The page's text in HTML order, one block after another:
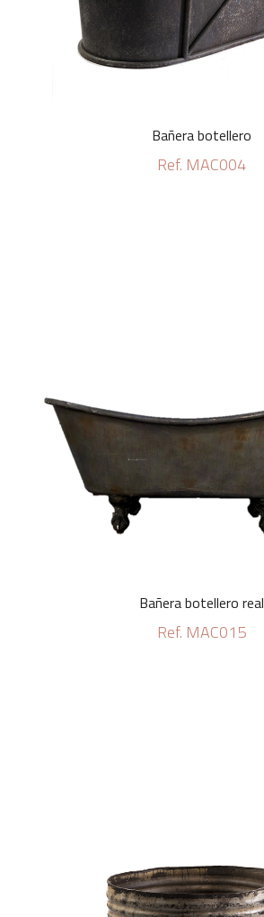
Bañera botellero
Ref. MAC004
Bañera botellero real
Ref. MAC015